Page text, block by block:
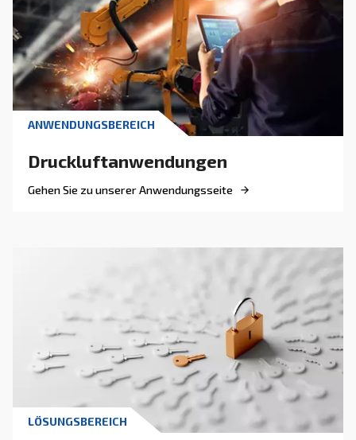
Dank der Datenüberwachung können die
Druckluftkompressoren mehr Vorteile bieten,
Kontinuität, hohe Effizienz und
ANLEITUNG